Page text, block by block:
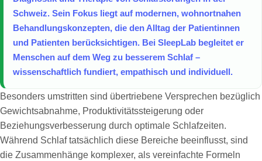
Schweiz. Sein Fokus liegt auf modernen, wohnortnahen
Behandlungskonzepten, die den Alltag der Patientinnen
und Patienten berücksichtigen. Bei SleepLab begleitet er
Menschen auf dem Weg zu besserem Schlaf –
wissenschaftlich fundiert, empathisch und individuell.
Besonders umstritten sind übertriebene Versprechen bezüglich
Gewichtsabnahme, Produktivitätssteigerung oder
Beziehungsverbesserung durch optimale Schlafzeiten.
Während Schlaf tatsächlich diese Bereiche beeinflusst, sind
die Zusammenhänge komplexer, als vereinfachte Formeln